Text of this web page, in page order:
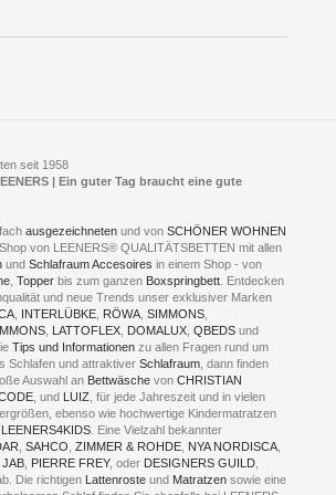
für unsere Onlineartikel.
eine Showroom Terminreservierung
Uhr
UND
RESERVIERUNG
seit 1958
| Ein guter Tag braucht eine gute
ausgezeichnetenund vonSCHÖNER WOHNEN
von LEENERS® QUALITÄTSBETTEN mit allen
undSchlafraum Accesoires in einem Shop - von
,Topper bis zum ganzen Boxspringbett . Entdecken
und neue Trends unser exklusiver Marken
INTERLÜBKE RÖWA ,SIMMONS
LATTOFLEX DOMALUX ,QBEDS und
Tips und Informationen zu allen Fragen rund um
Schlafen und attraktiverSchlafraum , dann finden
Auswahl an Bettwäsche vonCHRISTIAN
, und LUIZ , für jede Jahreszeit und in vielen
ebenso wie hochwertige Kindermatratzen
LEENERS4KIDS . Eine Vielzahl bekannter
,SAHCO ,ZIMMER & ROHDE NYA NORDISCA
,JAB PIERRE FREY, oder DESIGNERS GUILD
Die richtigen
Lattenroste und Matratzen sowie eine